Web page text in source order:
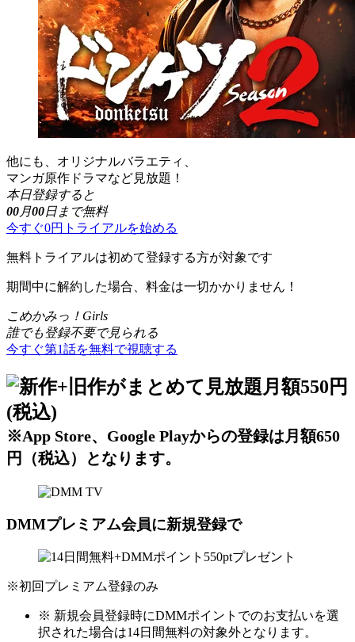
他にも、オリジナルバラエティ、
マンガ原作ドラマなど見放題！
本日登録すると
00月00日まで無料
今すぐ0円トライアルを始める
無料トライアルは初めて登録する方が対象です
期間中に解約した場合、料金は一切かかりません！
こめかみっ！Girls
誰でも登録不要で見られる
今すぐ第1話を無料で視聴する
※App Store、Google Playからの登録は月額650
円（税込）となります。
DMMプレミアム会員に新規登録で
※初回プレミアム登録のみ
※ 新規会員登録時にDMMポイントでのお支払いを選
択された場合は14日間無料の対象外となります。